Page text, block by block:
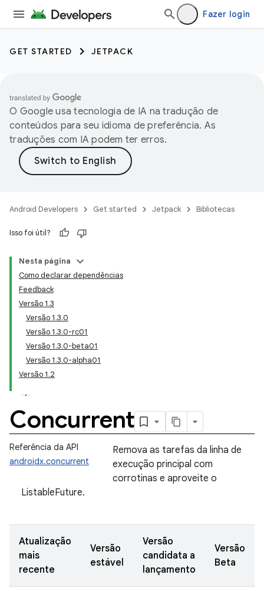
Fazer login
GET STARTED JETPACK
O Google usa tecnologia de IA na tradução de
conteúdos para seu idioma de preferência. As
traduções com IA podem ter erros.
Android Developers Get started Jetpack Bibliotecas
Isso foi útil?
Nesta página
Como declarar dependências
Feedback
Versão 1.3
Versão 1.3.0
Versão 1.3.0-rc01
Versão 1.3.0-beta01
Versão 1.3.0-alpha01
Versão 1.2
Concurrent
Referência da API
androidx.concurrent
Remova as tarefas da linha de
execução principal com
corrotinas e aproveite o
ListableFuture.
Atualização
mais
recente
Versão
estável
Versão
candidata a
lançamento
Versão
Beta